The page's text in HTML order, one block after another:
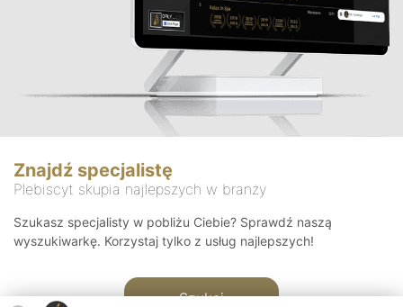
Znajdź specjalistę
Plebiscyt skupia najlepszych w branży
Szukasz specjalisty w pobliżu Ciebie? Sprawdź naszą
wyszukiwarkę. Korzystaj tylko z usług najlepszych!
Szukaj